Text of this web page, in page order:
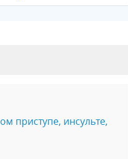
приступе, инсульте,